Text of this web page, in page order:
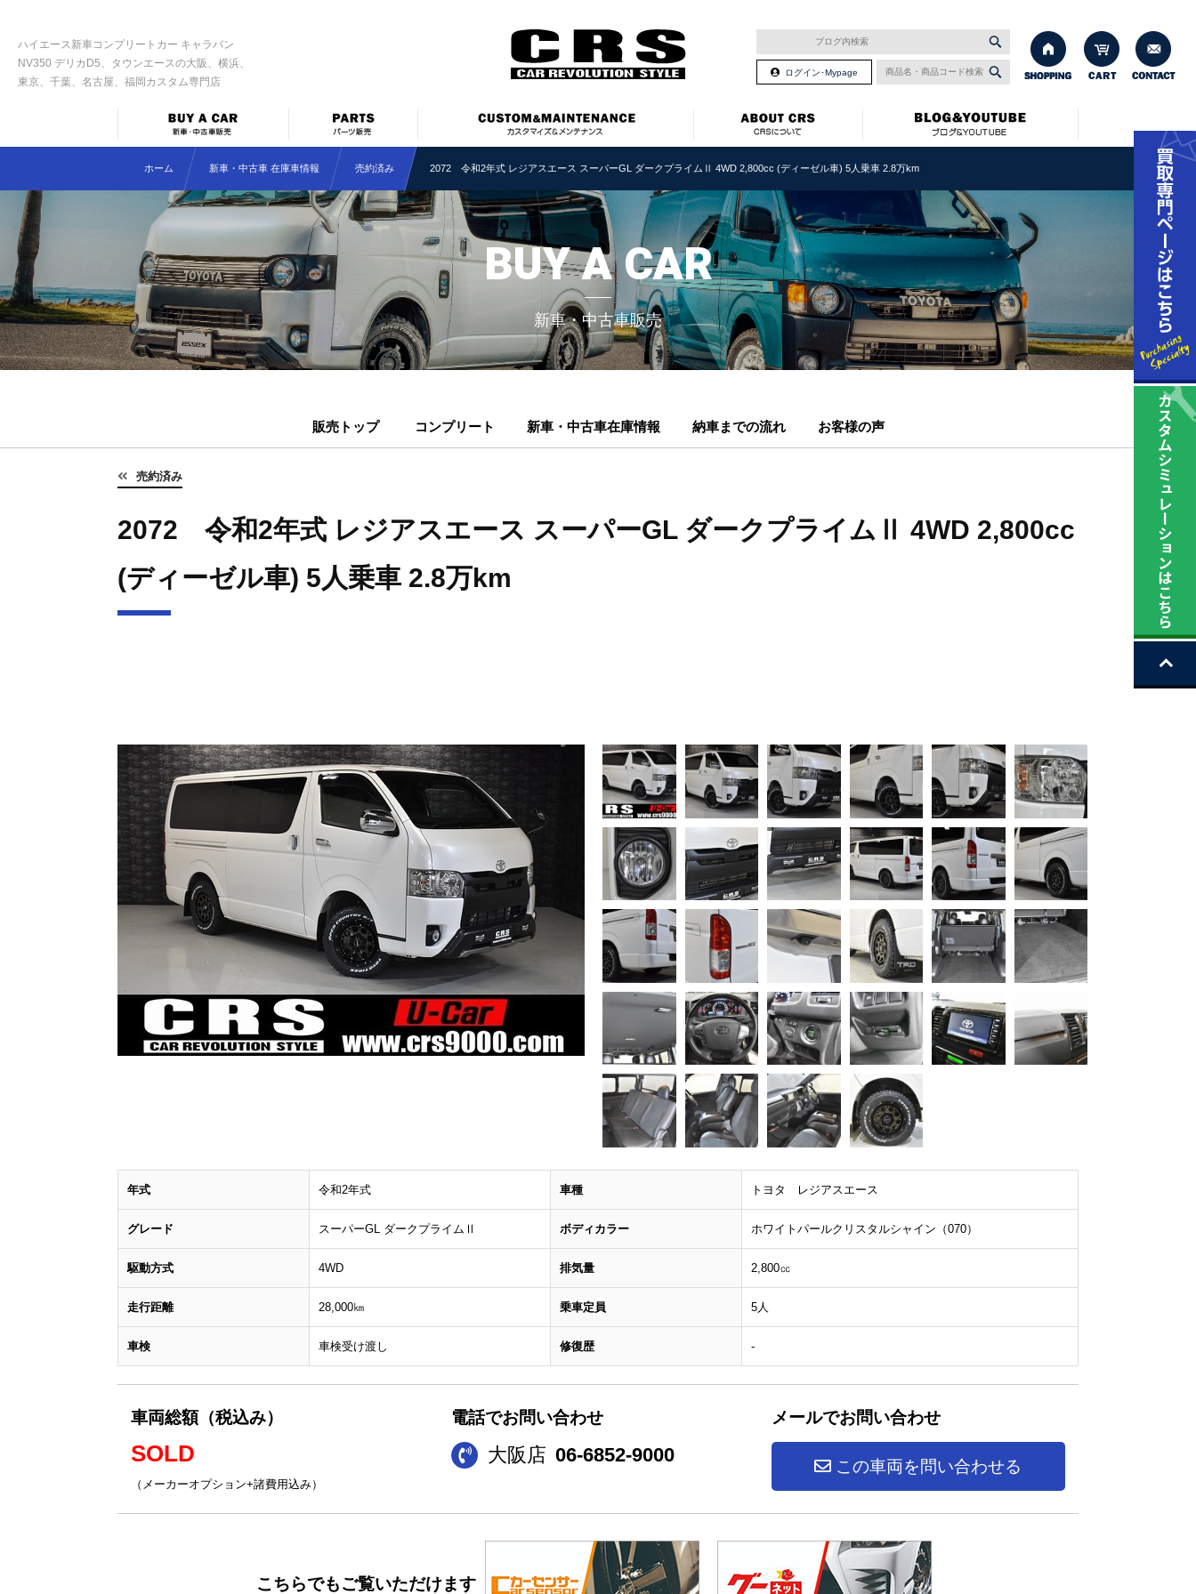
ハイエース新車コンプリートカー キャラバン
NV350 デリカD5、タウンエースの大阪、横浜、
東京、千葉、名古屋、福岡カスタム専門店
ログイン･Mypage
ホーム 新車・中古車 在庫車情報 売約済み 2072 令和2年式 レジアスエース スーパーGL ダークプライムⅡ 4WD 2,800cc (ディーゼル車) 5人乗車 2.8万km
BUY A CAR
新車・中古車販売
販売トップ コンプリート 新車・中古車在庫情報 納車までの流れ お客様の声
売約済み
2072 令和2年式 レジアスエース スーパーGL ダークプライムⅡ 4WD 2,800cc
(ディーゼル車) 5人乗車 2.8万km
年式 令和2年式 車種 トヨタ レジアスエース
グレード スーパーGL ダークプライムⅡ ボディカラー ホワイトパールクリスタルシャイン（070）
駆動方式 4WD 排気量 2,800㏄
走行距離 28,000㎞ 乗車定員 5人
車検 車検受け渡し 修復歴 -
車両総額（税込み）
SOLD
（メーカーオプション+諸費用込み）
電話でお問い合わせ
大阪店 06-6852-9000
メールでお問い合わせ
この車両を問い合わせる
こちらでもご覧いただけます